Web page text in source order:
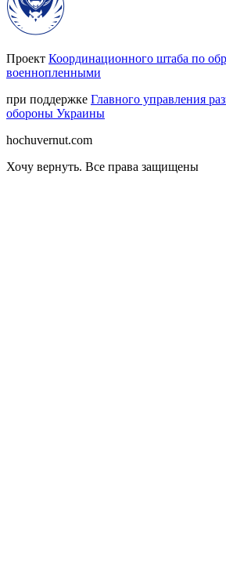
Проект Координационного штаба по
военнопленными
при поддержке Главного управления
обороны Украины
hochuvernut.com
Хочу вернуть. Все права защищены